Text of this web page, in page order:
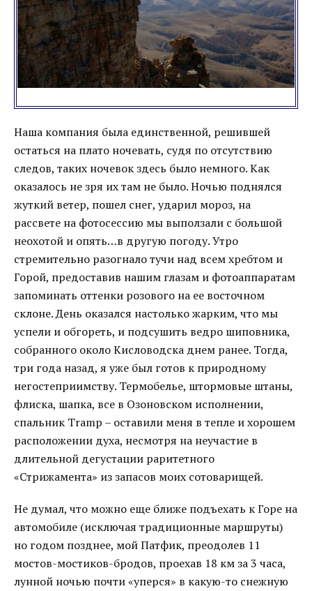
Наша компания была единственной, решившей
остаться на плато ночевать, судя по отсутствию
следов, таких ночевок здесь было немного. Как
оказалось не зря их там не было. Ночью поднялся
жуткий ветер, пошел снег, ударил мороз, на
рассвете на фотосессию мы выползали с большой
неохотой и опять…в другую погоду. Утро
стремительно разогнало тучи над всем хребтом и
Горой, предоставив нашим глазам и фотоаппаратам
запоминать оттенки розового на ее восточном
склоне. День оказался настолько жарким, что мы
успели и обгореть, и подсушить ведро шиповника,
собранного около Кисловодска днем ранее. Тогда,
три года назад, я уже был готов к природному
негостеприимству. Термобелье, штормовые штаны,
флиска, шапка, все в Озоновском исполнении,
спальник Tramp – оставили меня в тепле и хорошем
расположении духа, несмотря на неучастие в
длительной дегустации раритетного
«Стрижамента» из запасов моих сотоварищей.
Не думал, что можно еще ближе подъехать к Горе на
автомобиле (исключая традиционные маршруты)
но годом позднее, мой Патфик, преодолев 11
мостов-мостиков-бродов, проехав 18 км за 3 часа,
лунной ночью почти «уперся» в какую-то снежную